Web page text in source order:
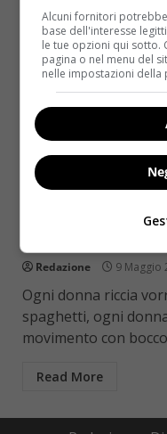
Piastra per
Redazione 9 Maggio
Ogni donna riccia
spaghetti, ogni
movimento con
Read More
Alcuni fornitori
base dell'interesse
le tue opzioni qui sotto.
pagina o nel menu del
nelle impostazioni della